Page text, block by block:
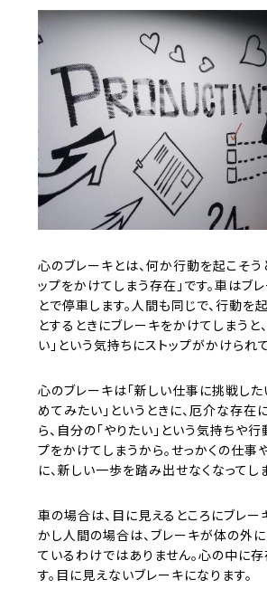
心のブレーキとは、何か行動を起こそう
ップをかけてしまう存在」です。車はブ
とで停車します。人間も同じで、行動を起
とするときにブレーキをかけてしまうと
い」という気持ちにストップがかけられ
心のブレーキは「新しい仕事に挑戦した
めてみたい」というときに、厄介な存在
ら、自分の「やりたい」という気持ちや
プをかけてしまうから。せっかくの仕事
に、新しい一歩を踏み出せなくなってし
車の場合は、目に見えるところにブレー
かし人間の場合は、ブレーキが体の外
ているわけではありません。心の中に
す。目に見えないブレーキになります。